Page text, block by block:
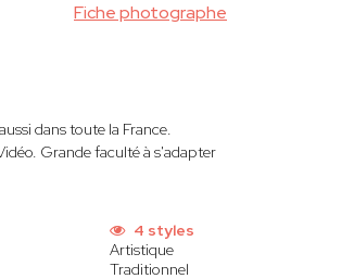
Fiche photographe
dans toute la France.
Grande faculté à s'adapter
4 styles
Artistique
Traditionnel